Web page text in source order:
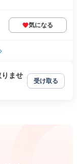
気になる
ませ
受け取る